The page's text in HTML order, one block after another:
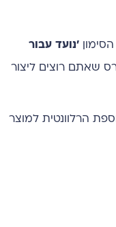
'נועד עבור
שאתם רוצים ליצור
הרלוונטית למוצר